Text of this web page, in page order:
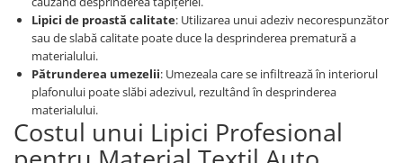
Turbosuflanta
Diverse piese motor
Furtune si conducte
Injectoare
Chiuloasa
Vibrochen - ax came - arbore cotit
Camasa piston
Piese Nifty Lift
Piese Grove
Piese motor Perkins
Piese Deutz Fahr
Piese Atlas Copco
Piese Hitachi
Lipici de proastă calitate: Utilizarea unui adeziv necorespunzător
sau de slabă calitate poate duce la desprinderea prematură a
materialului.
Pătrunderea umezelii: Umezeala care se infiltrează în interiorul
plafonului poate slăbi adezivul, rezultând în desprinderea
materialului.
Costul unui Lipici Profesional